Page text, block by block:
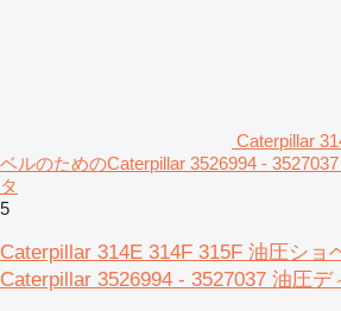
Caterpillar
ベルのためのCaterpillar 3526994 -
タ
5
Caterpillar 314E 314F 315F 油圧ショ
Caterpillar 3526994 - 3527037 油圧デ